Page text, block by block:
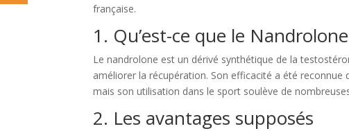
française.
1. Qu’est-ce que le
Le nandrolone est un dérivé synthétique de la
améliorer la récupération. Son efficacité a été
mais son utilisation dans le sport soulève de
2. Les avantages supposés